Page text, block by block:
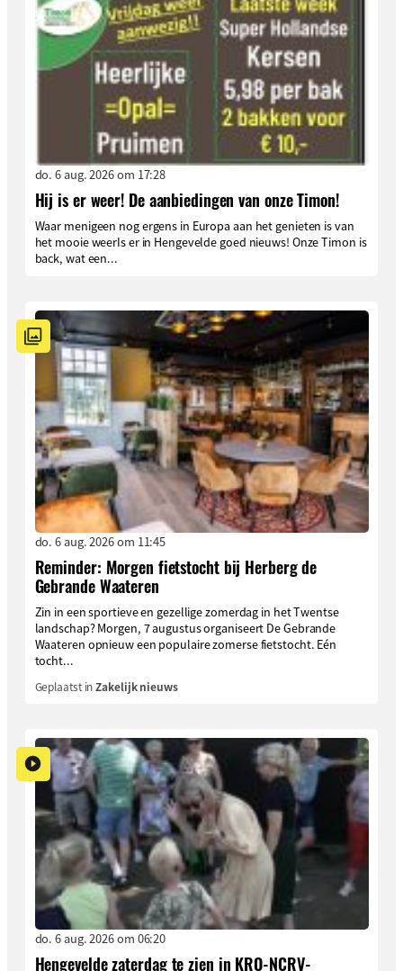
do. 6 aug. 2026 om 17:28
Hij is er weer! De aanbiedingen van onze Timon!
Waar menigeen nog ergens in Europa aan het genieten is van
het mooie weerIs er in Hengevelde goed nieuws! Onze Timon is
back, wat een...
do. 6 aug. 2026 om 11:45
Reminder: Morgen fietstocht bij Herberg de
Gebrande Waateren
Zin in een sportieve en gezellige zomerdag in het Twentse
landschap? Morgen, 7 augustus organiseert De Gebrande
Waateren opnieuw een populaire zomerse fietstocht. Eén
tocht...
Geplaatst inZakelijk nieuws
do. 6 aug. 2026 om 06:20
Hengevelde zaterdag te zien in KRO-NCRV-